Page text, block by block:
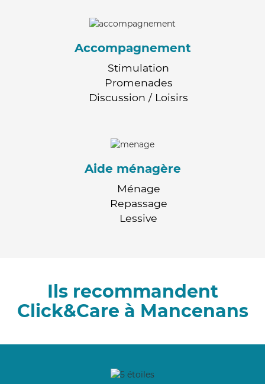
Accompagnement
Stimulation
Promenades
Discussion / Loisirs
Aide ménagère
Ménage
Repassage
Lessive
Ils recommandent
Click&Care à Mancenans